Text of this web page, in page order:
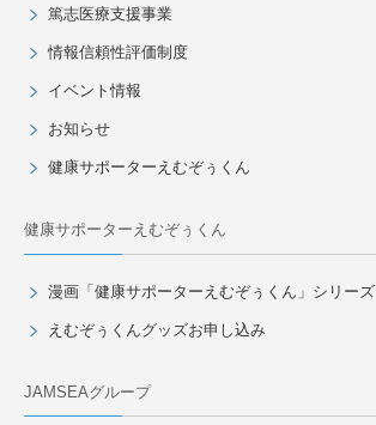
篤志医療支援事業
情報信頼性評価制度
イベント情報
お知らせ
健康サポーターえむぞぅくん
健康サポーターえむぞぅくん
漫画「健康サポーターえむぞぅくん」シリーズ
えむぞぅくんグッズお申し込み
JAMSEAグループ